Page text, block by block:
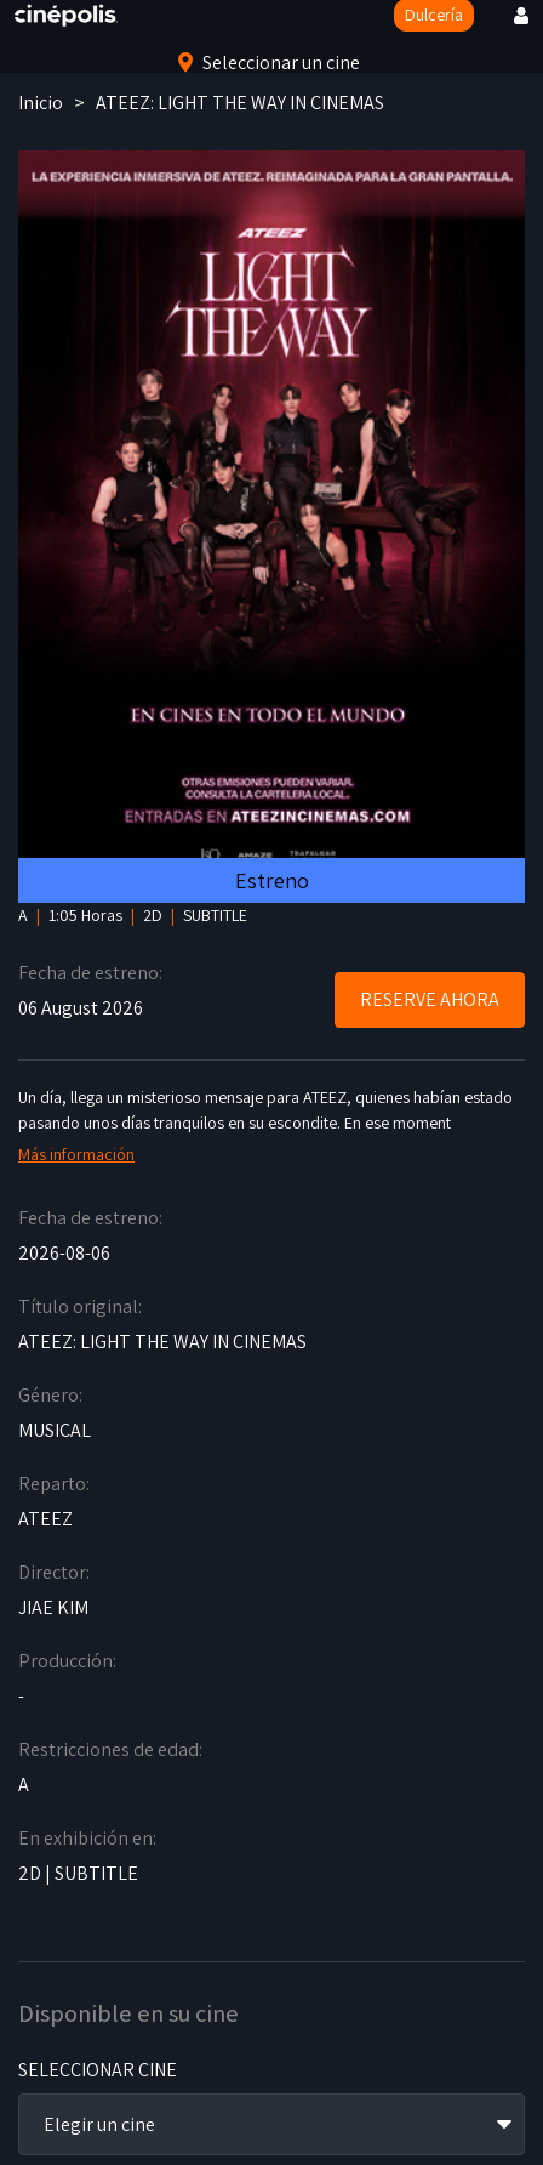
Dulcería
Seleccionar un cine
Inicio > ATEEZ: LIGHT THE WAY IN CINEMAS
A | 1:05 Horas | 2D | SUBTITLE
Fecha de estreno:
06 August 2026
RESERVE AHORA
Un día, llega un misterioso mensaje para ATEEZ, quienes habían estado
pasando unos días tranquilos en su escondite. En ese moment
Más información
Fecha de estreno:
2026-08-06
Título original:
ATEEZ: LIGHT THE WAY IN CINEMAS
Género:
MUSICAL
Reparto:
ATEEZ
Director:
JIAE KIM
Producción:
-
Restricciones de edad:
A
En exhibición en:
2D | SUBTITLE
Estreno
Disponible en su cine
SELECCIONAR CINE
Elegir un cine